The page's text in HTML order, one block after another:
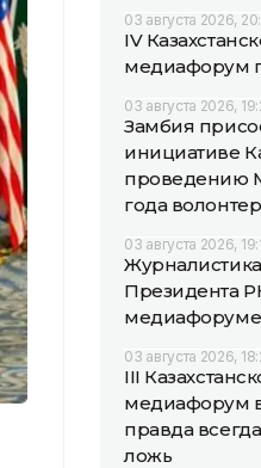
03 августа 2026,
IV
медиафорум
03 августа 2026,
Замбия
инициативе
проведению
года
03 августа 2026,
Президента
медиафоруме
03 августа 2026,
III
медиафорум
правда
ложь